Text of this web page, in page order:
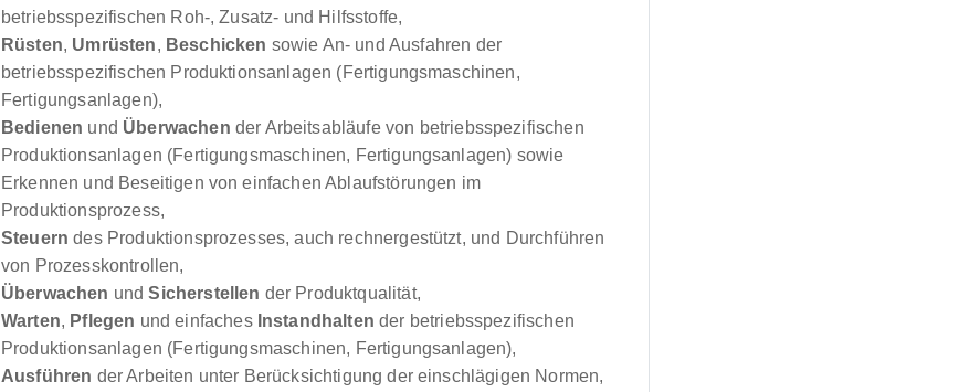
betriebsspezifischen Roh-, Zusatz- und Hilfsstoffe,
Rüsten, Umrüsten, Beschicken sowie An- und Ausfahren der
betriebsspezifischen Produktionsanlagen (Fertigungsmaschinen,
Fertigungsanlagen),
Bedienen und Überwachen der Arbeitsabläufe von betriebsspezifischen
Produktionsanlagen (Fertigungsmaschinen, Fertigungsanlagen) sowie
Erkennen und Beseitigen von einfachen Ablaufstörungen im
Produktionsprozess,
Steuern des Produktionsprozesses, auch rechnergestützt, und Durchführen
von Prozesskontrollen,
Überwachen undSicherstellen der Produktqualität,
Warten, Pflegen und einfaches Instandhalten der betriebsspezifischen
Produktionsanlagen (Fertigungsmaschinen, Fertigungsanlagen),
Ausführen der Arbeiten unter Berücksichtigung der einschlägigen Normen,